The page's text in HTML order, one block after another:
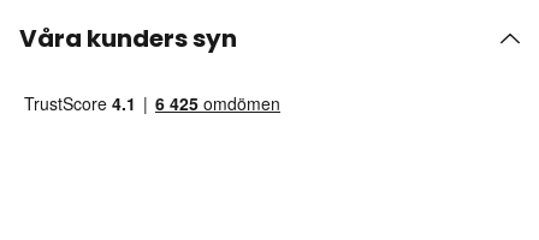
Våra kunders syn